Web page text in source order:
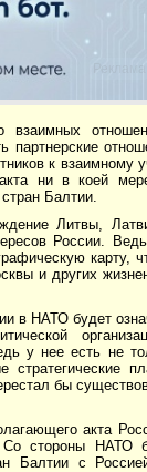
партнерские
к взаимному
акта ни в коей
Балтии.
Литвы,
России.
карту,
и других
в НАТО будет
у нее есть не
бы
акта
Со стороны НАТО
Балтии с